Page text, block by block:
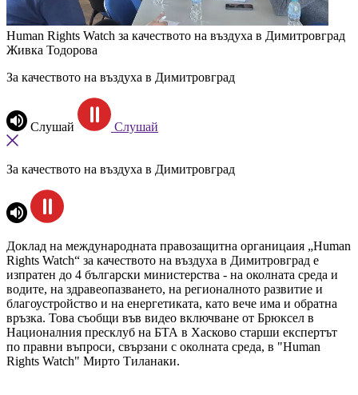
Human Rights Watch за качеството на въздуха в Димитровград
Живка Тодорова
За качеството на въздуха в Димитровград
Слушай Слушай
За качеството на въздуха в Димитровград
Доклад на международната правозащитна органицаия „Human
Rights Watch“ за качеството на въздуха в Димитровград е
изпратен до 4 български министерства - на околната среда и
водите, на здравеопазването, на регионалното развитие и
благоустройство и на енергетиката, като вече има и обратна
връзка. Това съобщи във видео включване от Брюксел в
Националния пресклуб на БТА в Хасково старши експертът
по правни въпроси, свързани с околната среда, в "Human
Rights Watch" Мирто Тиланаки.